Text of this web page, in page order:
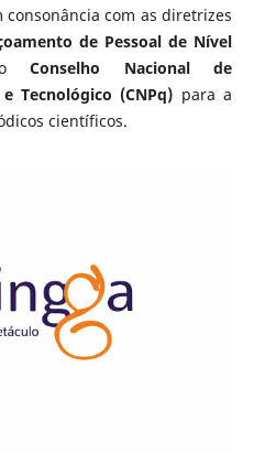
consonância com as diretrizes
de Pessoal de Nível
Conselho Nacional de
Tecnológico (CNPq) para a
científicos.